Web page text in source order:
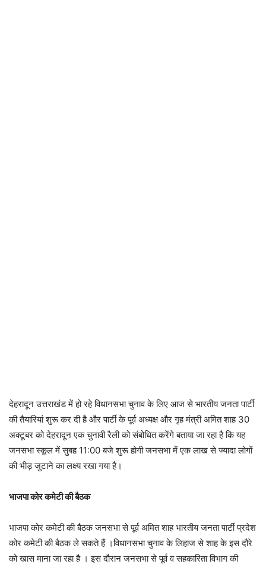
देहरादून उत्तराखंड में हो रहे विधानसभा चुनाव के लिए आज से भारतीय जनता पार्टी
की तैयारियां शुरू कर दी है और पार्टी के पूर्व अध्यक्ष और गृह मंत्री अमित शाह 30
अक्टूबर को देहरादून एक चुनावी रैली को संबोधित करेंगे बताया जा रहा है कि यह
जनसभा स्कूल में सुबह 11:00 बजे शुरू होगी जनसभा में एक लाख से ज्यादा लोगों
की भीड़ जुटाने का लक्ष्य रखा गया है।
भाजपा कोर कमेटी की बैठक
भाजपा कोर कमेटी की बैठक जनसभा से पूर्व अमित शाह भारतीय जनता पार्टी प्रदेश
कोर कमेटी की बैठक ले सकते हैं ।विधानसभा चुनाव के लिहाज से शाह के इस दौरे
को खास माना जा रहा है । इस दौरान जनसभा से पूर्व व सहकारिता विभाग की